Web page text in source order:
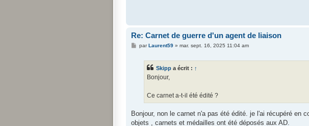
Re: Carnet de guerre d'un agent de liaison
MparLaurent59» mar. sept. 16, 2025 11:04 am
Skipp a écrit : ↑
Bonjour,
Ce carnet a-t-il été édité ?
Bonjour, non le carnet n'a pas été édité. je l'ai récupéré en
objets , carnets et médailles ont été déposés aux AD.